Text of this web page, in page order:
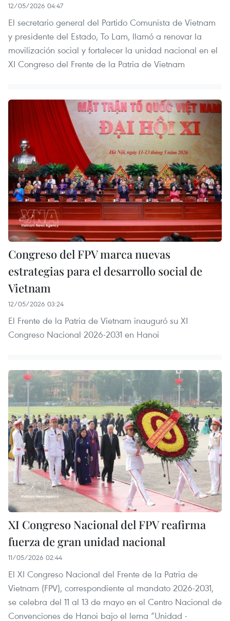
12/05/2026 04:47
El secretario general del Partido Comunista de Vietnam
y presidente del Estado, To Lam, llamó a renovar la
movilización social y fortalecer la unidad nacional en el
XI Congreso del Frente de la Patria de Vietnam
Congreso del FPV marca nuevas
estrategias para el desarrollo social de
Vietnam
12/05/2026 03:24
El Frente de la Patria de Vietnam inauguró su XI
Congreso Nacional 2026-2031 en Hanoi
XI Congreso Nacional del FPV reafirma
fuerza de gran unidad nacional
11/05/2026 02:44
El XI Congreso Nacional del Frente de la Patria de
Vietnam (FPV), correspondiente al mandato 2026-2031,
se celebra del 11 al 13 de mayo en el Centro Nacional de
Convenciones de Hanoi bajo el lema “Unidad -